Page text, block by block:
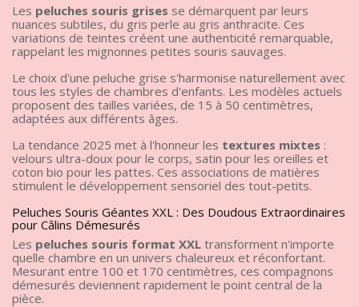
Les peluches souris grises se démarquent par leurs
nuances subtiles, du gris perle au gris anthracite. Ces
variations de teintes créent une authenticité remarquable,
rappelant les mignonnes petites souris sauvages.
Le choix d'une peluche grise s'harmonise naturellement avec
tous les styles de chambres d'enfants. Les modèles actuels
proposent des tailles variées, de 15 à 50 centimètres,
adaptées aux différents âges.
La tendance 2025 met à l'honneur les textures mixtes :
velours ultra-doux pour le corps, satin pour les oreilles et
coton bio pour les pattes. Ces associations de matières
stimulent le développement sensoriel des tout-petits.
Peluches Souris Géantes XXL : Des Doudous Extraordinaires
pour Câlins Démesurés
Les peluches souris format XXL transforment n'importe
quelle chambre en un univers chaleureux et réconfortant.
Mesurant entre 100 et 170 centimètres, ces compagnons
démesurés deviennent rapidement le point central de la
pièce.